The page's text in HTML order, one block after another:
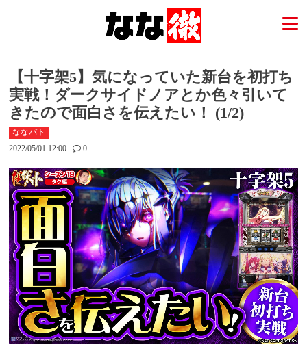
【十字架5】気になっていた新台を初打ち
実戦！ダークサイドノアとか色々引いて
きたので面白さを伝えたい！ (1/2)
ななバト
2022/05/01 12:00
0